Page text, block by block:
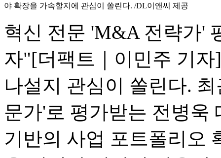
야 확장을 가속할지에 관심이 쏠린다. /DL이앤씨 제공
혁신 전문 'M&A 전략가'
자"[더팩트｜이민주 기
나설지 관심이 쏠린다.
문가'로 평가받는 전병욱
기반의 사업 포트폴리오